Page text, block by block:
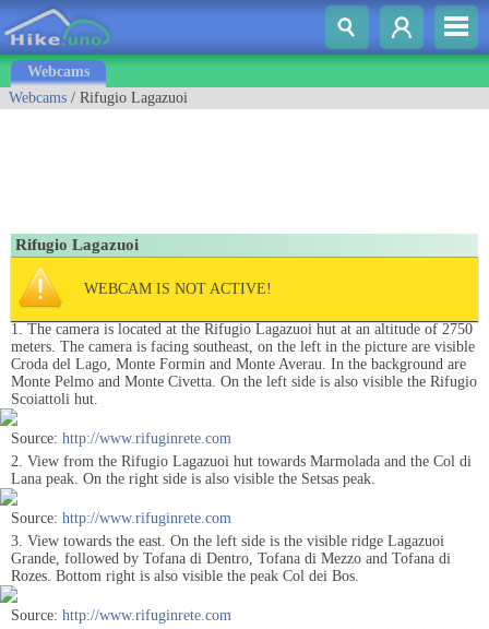
Webcams
Webcams / Rifugio Lagazuoi
Rifugio Lagazuoi
WEBCAM IS NOT ACTIVE!
1. The camera is located at the Rifugio Lagazuoi hut at an altitude of 2750
meters. The camera is facing southeast, on the left in the picture are visible
Croda del Lago, Monte Formin and Monte Averau. In the background are
Monte Pelmo and Monte Civetta. On the left side is also visible the Rifugio
Scoiattoli hut.
Source: http://www.rifuginrete.com
2. View from the Rifugio Lagazuoi hut towards Marmolada and the Col di
Lana peak. On the right side is also visible the Setsas peak.
Source: http://www.rifuginrete.com
3. View towards the east. On the left side is the visible ridge Lagazuoi
Grande, followed by Tofana di Dentro, Tofana di Mezzo and Tofana di
Rozes. Bottom right is also visible the peak Col dei Bos.
Source: http://www.rifuginrete.com